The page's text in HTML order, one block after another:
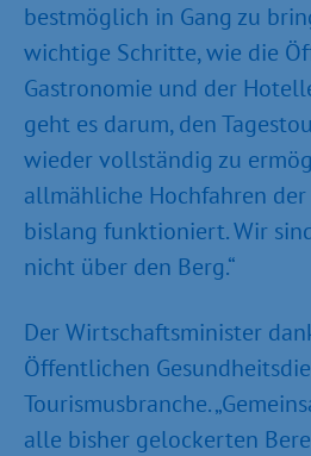
bestmöglich in Gang zu
wichtige Schritte, wie die
Gastronomie und der
geht es darum, den
wieder vollständig zu
allmähliche Hochfahren
bislang funktioniert. Wir
nicht über den Berg.“
Der Wirtschaftsminister
Öffentlichen
Tourismusbranche.
alle bisher gelockerten